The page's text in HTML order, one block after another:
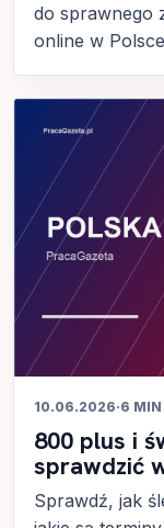
do sprawnego
online w
10.06.2026·6 MIN
800 plus i
sprawdzić
Sprawdź, jak